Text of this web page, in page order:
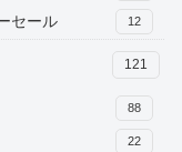
セール 12
121
88
22